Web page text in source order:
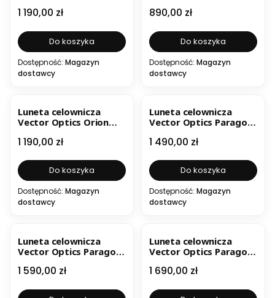
Cena
1 190,00 zł
Do koszyka
Dostępność: Magazyn
dostawcy
SFP
Cena
890,00 zł
Do koszyka
Dostępność: Magazyn
dostawcy
Luneta celownicza
Vector Optics Orion
HD
Cena
1 190,00 zł
Do koszyka
Dostępność: Magazyn
dostawcy
Luneta celownicza
Vector Optics Paragon
Cena
1 490,00 zł
Do koszyka
Dostępność: Magazyn
dostawcy
Luneta celownicza
Vector Optics Paragon
Cena
1 590,00 zł
Luneta celownicza
Vector Optics Paragon
Cena
1 690,00 zł